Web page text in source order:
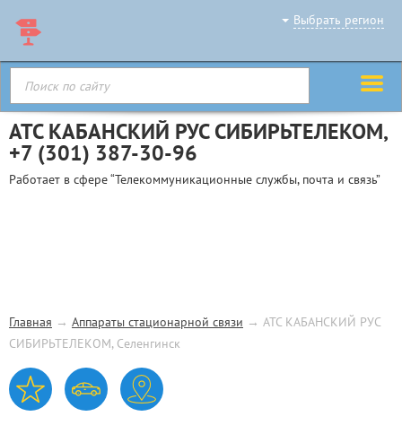
Выбрать регион
АТС КАБАНСКИЙ РУС СИБИРЬТЕЛЕКОМ,
+7 (301) 387-30-96
Работает в сфере “Телекоммуникационные службы, почта и связь”
Главная → Аппараты стационарной связи → АТС КАБАНСКИЙ РУС
СИБИРЬТЕЛЕКОМ, Селенгинск